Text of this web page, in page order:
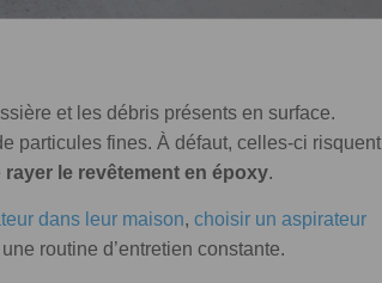
et les débris présents en surface.
particules fines. À défaut, celles-ci risquent
rayer le revêtement en époxy.
dans leur maison, choisir un aspirateur
routine d’entretien constante.